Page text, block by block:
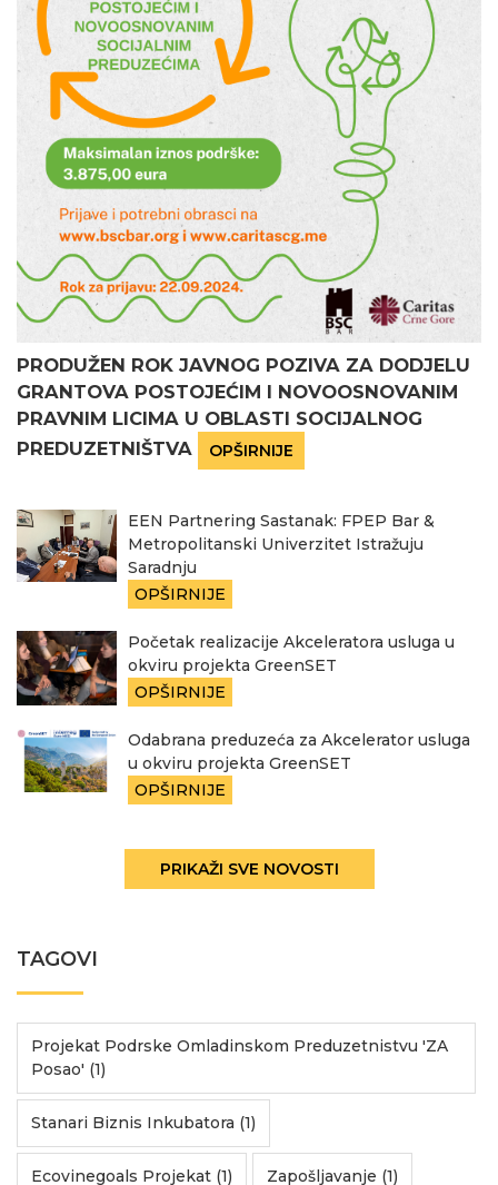
PRODUŽEN ROK JAVNOG POZIVA ZA DODJELU
GRANTOVA POSTOJEĆIM I NOVOOSNOVANIM
PRAVNIM LICIMA U OBLASTI SOCIJALNOG
PREDUZETNIŠTVA
OPŠIRNIJE
EEN Partnering Sastanak: FPEP Bar &
Metropolitanski Univerzitet Istražuju
Saradnju
OPŠIRNIJE
Početak realizacije Akceleratora usluga u
okviru projekta GreenSET
OPŠIRNIJE
Odabrana preduzeća za Akcelerator usluga
u okviru projekta GreenSET
OPŠIRNIJE
PRIKAŽI SVE NOVOSTI
TAGOVI
Projekat Podrske Omladinskom Preduzetnistvu 'ZA
Posao' (1)
Stanari Biznis Inkubatora (1)
Ecovinegoals Projekat (1) Zapošljavanje (1)